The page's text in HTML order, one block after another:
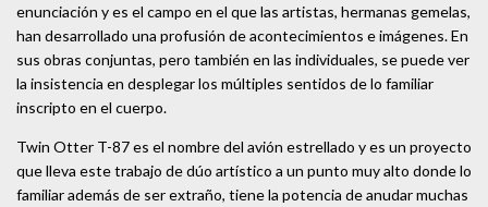
enunciación y es el campo en el que las artistas, hermanas gemelas,
han desarrollado una profusión de acontecimientos e imágenes. En
sus obras conjuntas, pero también en las individuales, se puede ver
la insistencia en desplegar los múltiples sentidos de lo familiar
inscripto en el cuerpo.
Twin Otter T-87 es el nombre del avión estrellado y es un proyecto
que lleva este trabajo de dúo artístico a un punto muy alto donde lo
familiar además de ser extraño, tiene la potencia de anudar muchas